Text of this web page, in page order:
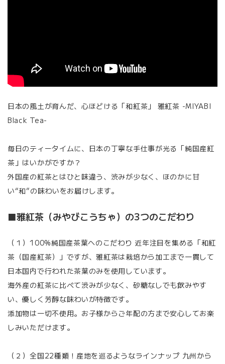
日本の風土が育んだ、心ほどける「和紅茶」 雅紅茶 -MIYABI
Black Tea-
毎日のティータイムに、日本の丁寧な手仕事が光る「純国産紅
茶」はいかがですか？
外国産の紅茶とはひと味違う、渋みが少なく、ほのかに甘
い“和”の味わいをお届けします。
■雅紅茶（みやびこうちゃ）の3つのこだわり
（１）100%純国産茶葉へのこだわり 近年注目を集める「和紅
茶（国産紅茶）」ですが、雅紅茶は栽培から加工まで一貫して
日本国内で行われた茶葉のみを使用しています。
海外産の紅茶に比べて渋みが少なく、砂糖なしでも飲みやす
い、優しく芳醇な味わいが特徴です。
添加物は一切不使用。お子様からご年配の方まで安心してお楽
しみいただけます。
（２）全国22種類！産地を巡るようなラインナップ 九州から